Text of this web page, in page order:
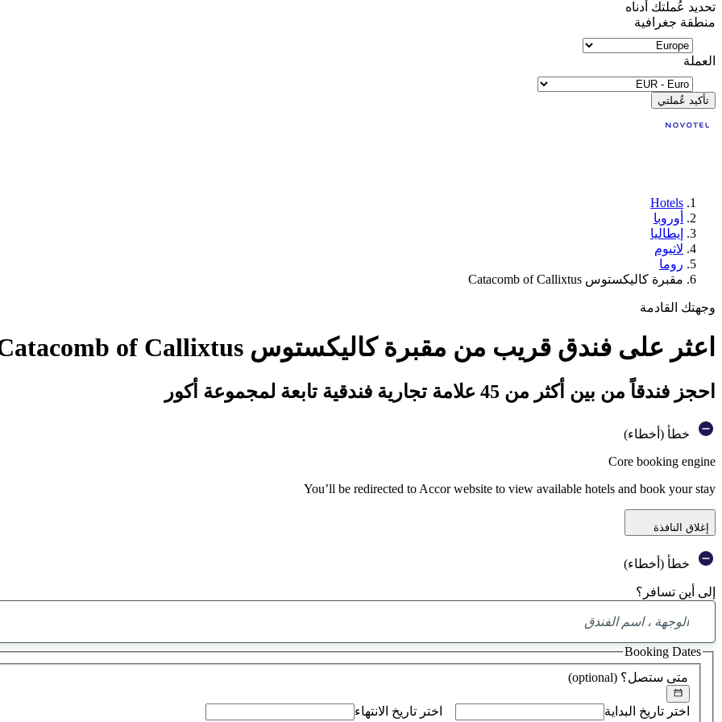
تحديد عُملتك أدناه
منطقة جغرافية
العملة
تأكيد عُملتي
Hotels
أوروبا
إيطاليا
لاتيوم
روما
مقبرة كاليكستوس Catacomb of Callixtus
وجهتك القادمة
اعثر على فندق قريب من مقبرة كاليكستوس Catacomb of Callixtus, روما
احجز فندقاً من بين أكثر من 45 علامة تجارية فندقية تابعة لمجموعة أكور
خطأ (أخطاء)
Core booking engine
You’ll be redirected to Accor website to view available hotels and book your stay
إغلاق النافذة
خطأ (أخطاء)
إلى أين تسافر؟
العثور
على
اقتراح
متى ستصل؟ (optional)
اختر تاريخ البداية اختر تاريخ الانتهاء
Booking Dates